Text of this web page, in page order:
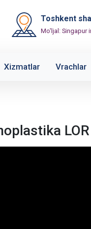
Toshkent
Mo'ljal: Singapur
Xizmatlar Vrachlar